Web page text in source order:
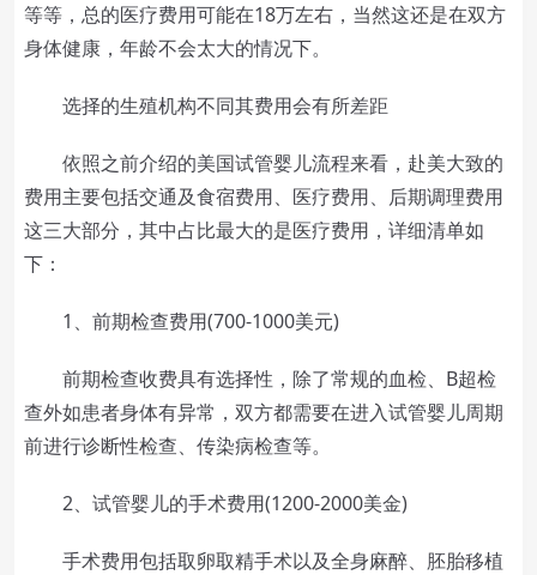
等等，总的医疗费用可能在18万左右，当然这还是在双方
身体健康，年龄不会太大的情况下。
选择的生殖机构不同其费用会有所差距
依照之前介绍的美国试管婴儿流程来看，赴美大致的
费用主要包括交通及食宿费用、医疗费用、后期调理费用
这三大部分，其中占比最大的是医疗费用，详细清单如
下：
1、前期检查费用(700-1000美元)
前期检查收费具有选择性，除了常规的血检、B超检
查外如患者身体有异常，双方都需要在进入试管婴儿周期
前进行诊断性检查、传染病检查等。
2、试管婴儿的手术费用(1200-2000美金)
手术费用包括取卵取精手术以及全身麻醉、胚胎移植